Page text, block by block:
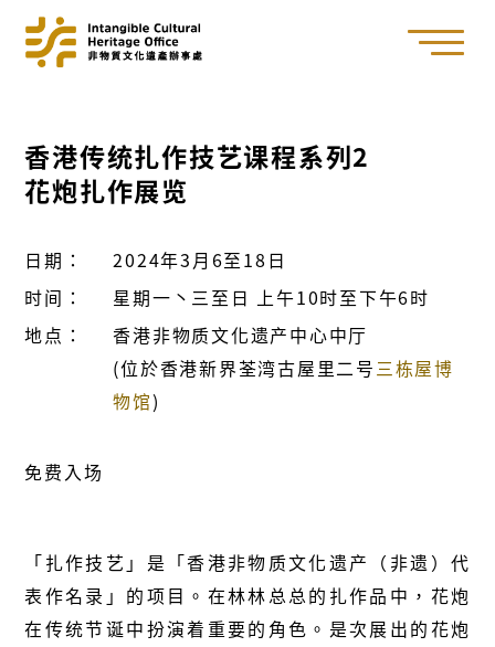
香港传统扎作技艺课程系列2
花炮扎作展览
日期：
2024年3月6至18日
时间：
星期一丶三至日 上午10时至下午6时
地点：
香港非物质文化遗产中心中厅
(位於香港新界荃湾古屋里二号三栋屋博
物馆)
免费入场
「扎作技艺」是「香港非物质文化遗产（非遗）代
表作名录」的项目。在林林总总的扎作品中，花炮
在传统节诞中扮演着重要的角色。是次展出的花炮